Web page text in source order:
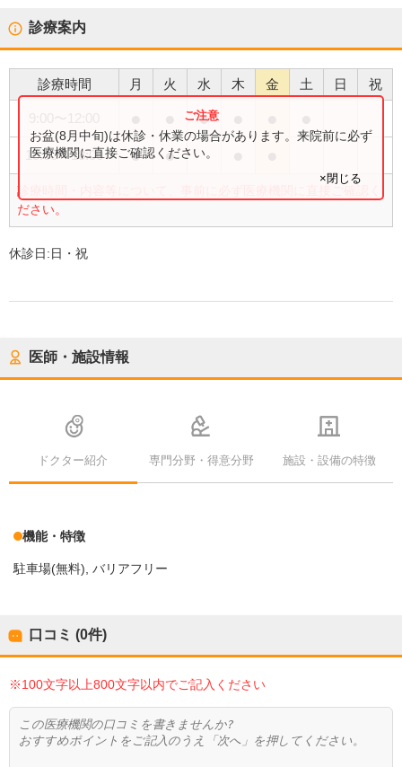
診療案内
診療時間 月 火 水 木 金 土 日 祝
●
15:00〜18:00 ● ●
診療時間・内容等について、事前に必ず医療機関に直接ご確認く
ださい。
お盆(8月中旬)は休診・休業の場合があります。来院前に必ず
医療機関に直接ご確認ください。
×閉じる
休診日:日・祝
医師・施設情報
ドクター紹介 専門分野・得意分野 施設・設備の特徴
機能・特徴
駐車場(無料) バリアフリー
口コミ (0件)
※100文字以上800文字以内でご記入ください